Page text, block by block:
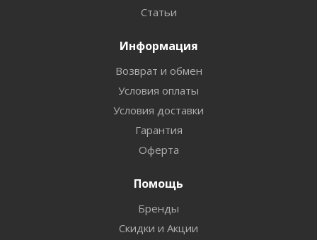
Статьи
Информация
Возврат и обмен
Условия оплаты
Условия доставки
Гарантия
Оферта
Помощь
Бренды
Скидки и Акции